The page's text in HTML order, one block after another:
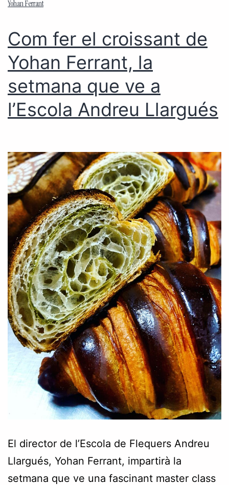
Yohan Ferrant
Com fer el croissant de
Yohan Ferrant, la
setmana que ve a
l’Escola Andreu Llargués
El director de l’Escola de Flequers Andreu
Llargués, Yohan Ferrant, impartirà la
setmana que ve una fascinant master class